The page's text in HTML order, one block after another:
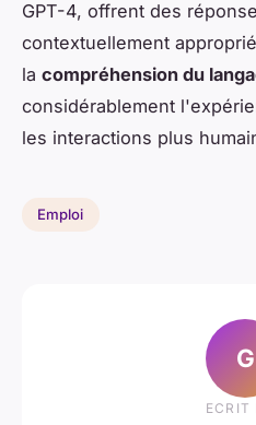
GPT-4, offrent des
contextuellement
la compréhension du
considérablement
les interactions plus
Emploi
G
ECRIT